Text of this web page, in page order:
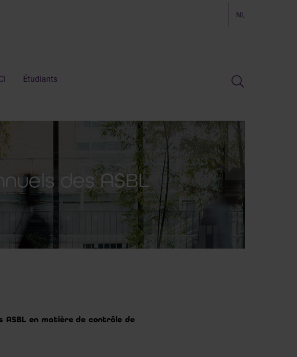
NL
Étudiants
des ASBL
ASBL en matière de contrôle de